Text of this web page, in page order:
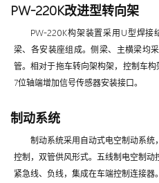
PW-220K改进型转向架
PW-220K构架装置采用U型焊
梁、各安装座组成。侧梁、主横梁均
管。相对于拖车转向架构架，控制车构
7位轴端增加信号传感器安装接口。
制动系统
制动系统采用自动式电空制动系
控制，双管供风形式。五线制电空制动
紧急线、负线，集成在车端控制连接